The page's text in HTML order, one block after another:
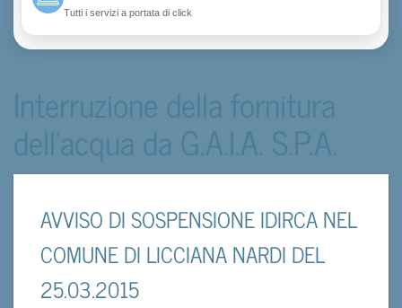
Tutti i servizi a portata di click
Interruzione della fornitura
dell'acqua da G.A.I.A. S.P.A.
AVVISO DI SOSPENSIONE IDIRCA NEL
COMUNE DI LICCIANA NARDI DEL
25.03.2015